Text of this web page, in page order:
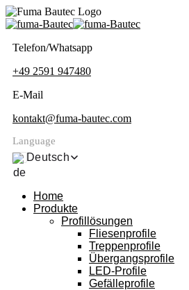
Telefon/Whatsapp
+49 2591 947480
E-Mail
kontakt@fuma-bautec.com
Language
Deutsch
Home
Produkte
Profillösungen
Fliesenprofile
Treppenprofile
Übergangsprofile
LED-Profile
Gefälleprofile